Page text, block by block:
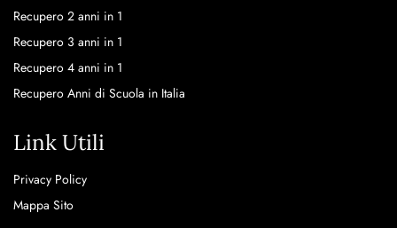
Recupero 2 anni in 1
Recupero 3 anni in 1
Recupero 4 anni in 1
Recupero Anni di Scuola in Italia
Link Utili
Privacy Policy
Mappa Sito